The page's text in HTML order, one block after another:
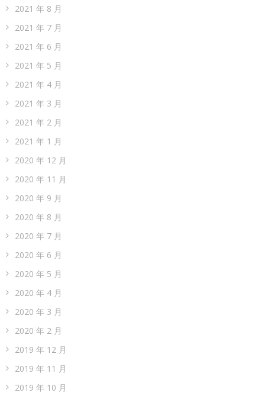
2021 年 8 月
2021 年 7 月
2021 年 6 月
2021 年 5 月
2021 年 4 月
2021 年 3 月
2021 年 2 月
2021 年 1 月
2020 年 12 月
2020 年 11 月
2020 年 9 月
2020 年 8 月
2020 年 7 月
2020 年 6 月
2020 年 5 月
2020 年 4 月
2020 年 3 月
2020 年 2 月
2019 年 12 月
2019 年 11 月
2019 年 10 月